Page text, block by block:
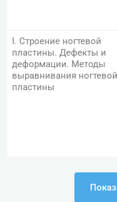
І. Строение ногтевой
пластины. Дефекты и
деформации. Методы
выравнивания ногтевой
пластины